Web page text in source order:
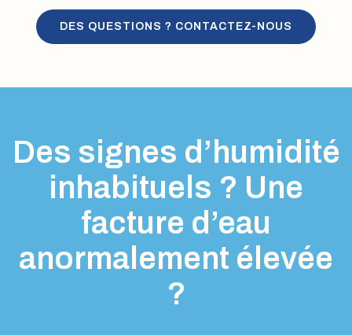
DES QUESTIONS ? CONTACTEZ-NOUS
Des signes d’humidité
inhabituels ? Une
facture d’eau
anormalement élevée
?